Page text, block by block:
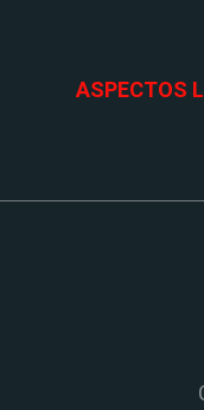
ASPECTOS